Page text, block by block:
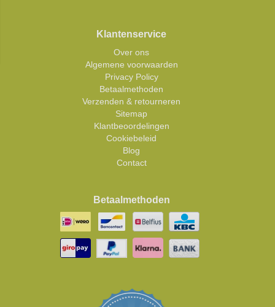
Klantenservice
Over ons
Algemene voorwaarden
Privacy Policy
Betaalmethoden
Verzenden & retourneren
Sitemap
Klantbeoordelingen
Cookiebeleid
Blog
Contact
Betaalmethoden